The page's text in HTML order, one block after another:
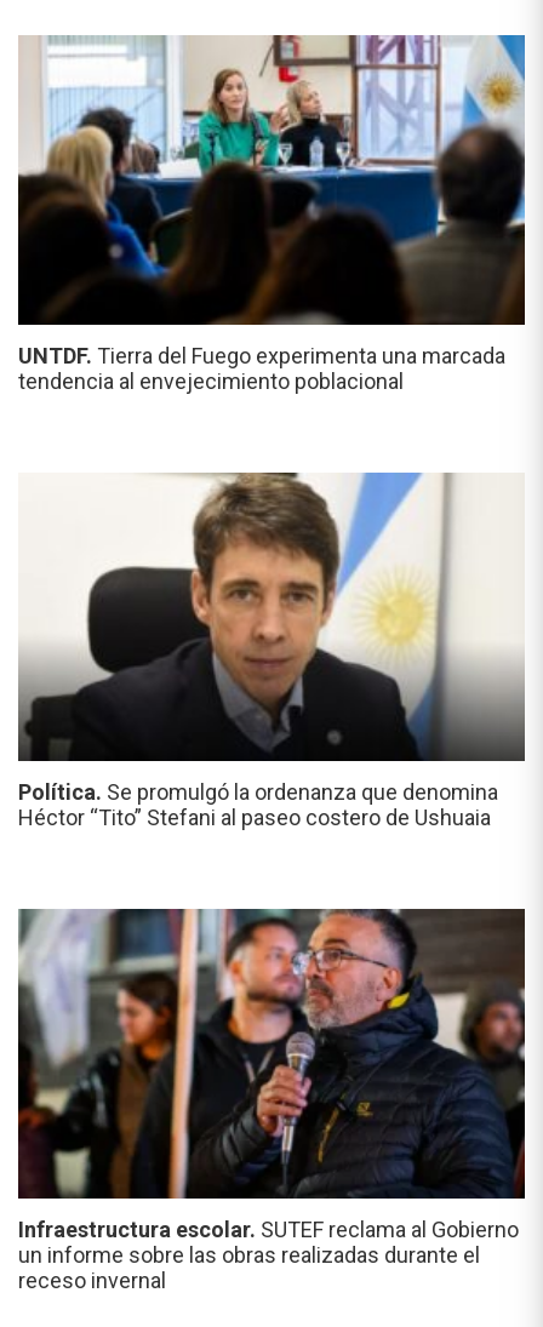
UNTDF. Tierra del Fuego experimenta una marcada
tendencia al envejecimiento poblacional
Política. Se promulgó la ordenanza que denomina
Héctor “Tito” Stefani al paseo costero de Ushuaia
Infraestructura escolar. SUTEF reclama al Gobierno
un informe sobre las obras realizadas durante el
receso invernal